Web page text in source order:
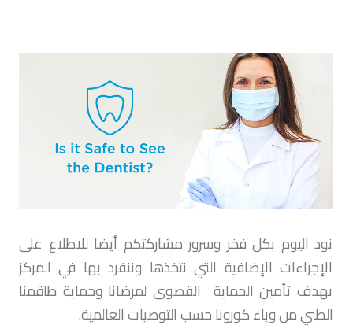
نود اليوم بكل فخر وسرور مشاركتكم أيضا للاطلاع على
الإجراءات الإضافية التي نتخذها وننفرد بها في المركز
بهدف تأمين الحماية القصوى لمرضانا وحماية طاقمنا
الطبي من وباء كورونا حسب التوصيات العالمية.